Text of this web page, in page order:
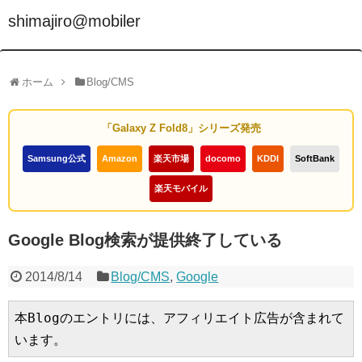
shimajiro@mobiler
ホーム Blog/CMS
「Galaxy Z Fold8」シリーズ発売
Samsung公式 Amazon 楽天市場 docomo KDDI SoftBank
楽天モバイル
Google Blog検索が提供終了している
2014/8/14 Blog/CMS,Google
本Blogのエントリには、アフィリエイト広告が含まれて
います。